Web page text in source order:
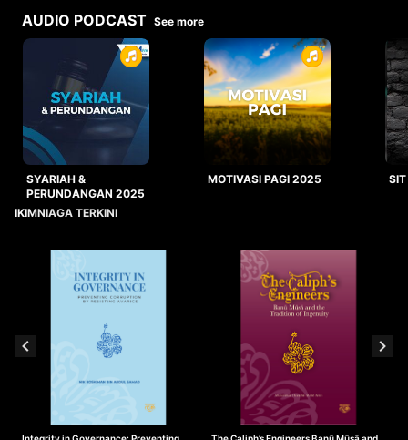
AUDIO PODCAST See more
SYARIAH &
PERUNDANGAN 2025
MOTIVASI PAGI 2025
IKIMNIAGA TERKINI